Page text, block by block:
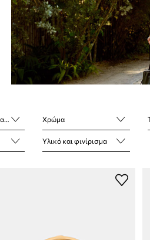
Χρώμα
Υλικό και φινίρισμα